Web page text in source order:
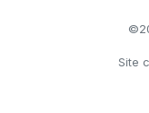
©
Site